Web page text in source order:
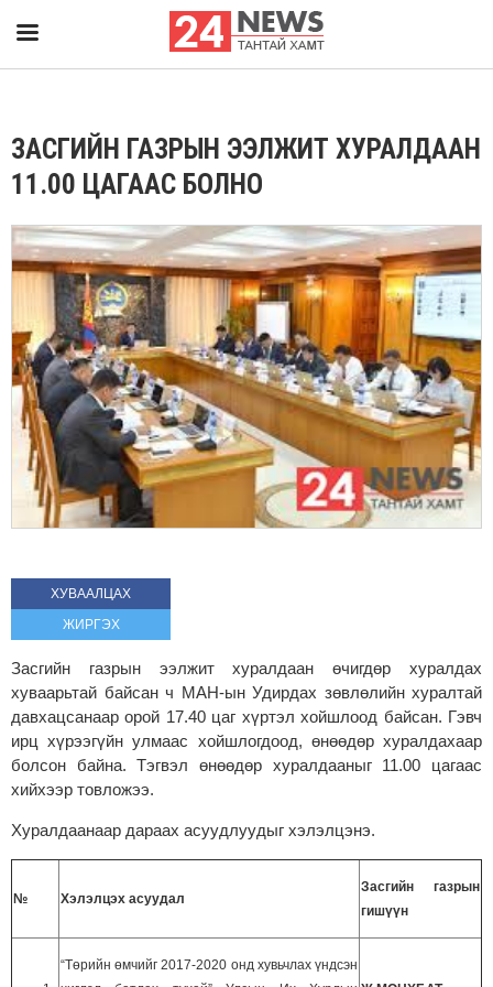
ЗАСГИЙН ГАЗРЫН ЭЭЛЖИТ ХУРАЛДААН
11.00 ЦАГААС БОЛНО
ХУВААЛЦАХ
ЖИРГЭХ
Засгийн газрын ээлжит хуралдаан өчигдөр хуралдах
хуваарьтай байсан ч МАН-ын Удирдах зөвлөлийн хуралтай
давхацсанаар орой 17.40 цаг хүртэл хойшлоод байсан. Гэвч
ирц хүрээгүйн улмаас хойшлогдоод, өнөөдөр хуралдахаар
болсон байна. Тэгвэл өнөөдөр хуралдааныг 11.00 цагаас
хийхээр товложээ.
Хуралдаанаар дараах асуудлуудыг хэлэлцэнэ.
№ Хэлэлцэх асуудал
Засгийн газрын
гишүүн
“Төрийн өмчийг 2017-2020 онд хувьчлах үндсэн